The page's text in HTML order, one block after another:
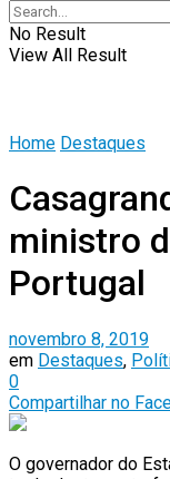
No Result
View All Result
Home Destaques
ministro
Portugal
novembro 8, 2019
em Destaques,
0
Compartilhar no
O governador do